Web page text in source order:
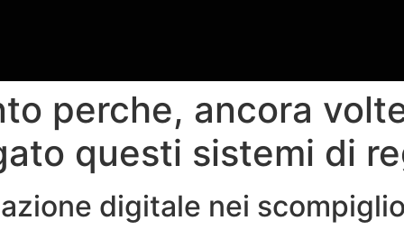
perche, ancora
questi sistemi di
digitale nei